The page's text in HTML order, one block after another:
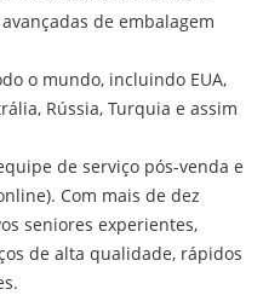
de embalagem
o mundo, incluindo EUA,
Rússia, Turquia e assim
de serviço pós-venda e
Com mais de dez
seniores experientes,
de alta qualidade, rápidos